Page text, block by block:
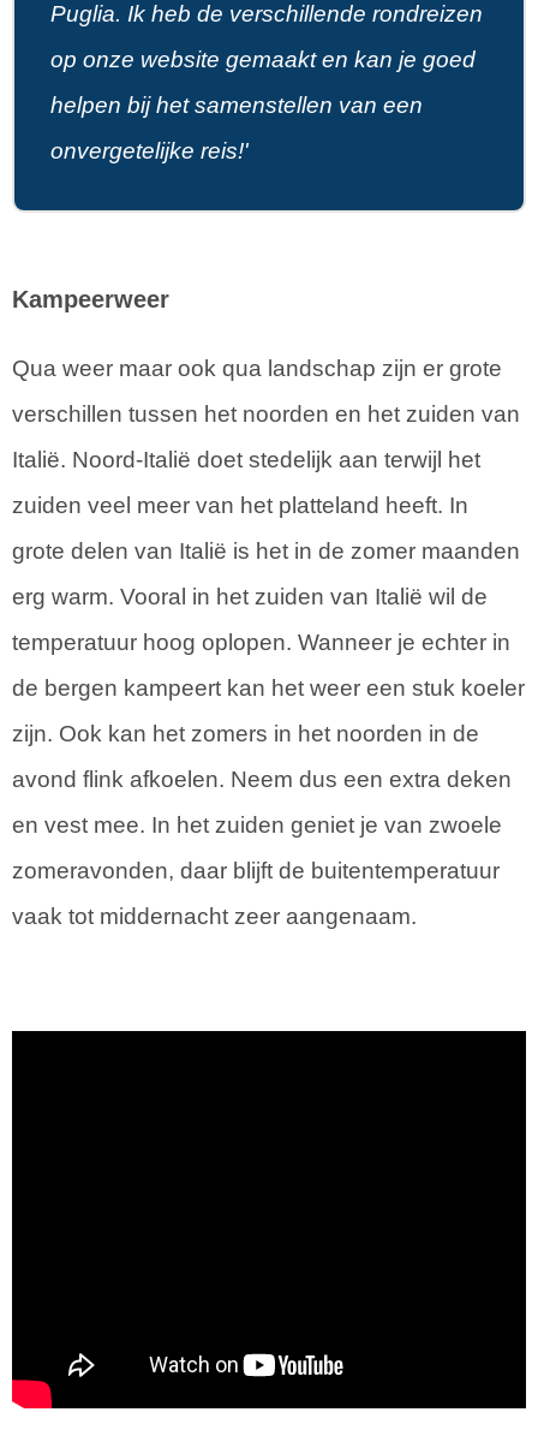
Puglia. Ik heb de verschillende rondreizen
op onze website gemaakt en kan je goed
helpen bij het samenstellen van een
onvergetelijke reis!'
Kampeerweer
Qua weer maar ook qua landschap zijn er grote
verschillen tussen het noorden en het zuiden van
Italië. Noord-Italië doet stedelijk aan terwijl het
zuiden veel meer van het platteland heeft. In
grote delen van Italië is het in de zomer maanden
erg warm. Vooral in het zuiden van Italië wil de
temperatuur hoog oplopen. Wanneer je echter in
de bergen kampeert kan het weer een stuk koeler
zijn. Ook kan het zomers in het noorden in de
avond flink afkoelen. Neem dus een extra deken
en vest mee. In het zuiden geniet je van zwoele
zomeravonden, daar blijft de buitentemperatuur
vaak tot middernacht zeer aangenaam.